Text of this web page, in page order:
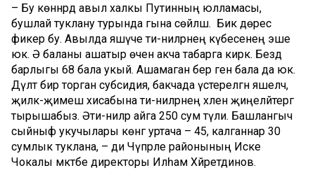
– Бу көннәрдә авыл халкы Путинның юлламасы,
бушлай туклану турында гына сөйләшә. Бик дөрес
фикер бу. Авылда яшәүче әти-әниләрнең күбесенең эше
юк. Ә баланы ашатыр өчен акча табарга кирәк. Бездә
барлыгы 68 бала укый. Ашамаган бер генә бала да юк.
Дәүләт бирә торган субсидия, бакчада үстерелгән яшелчә,
җиләк-җимеш хисабына әти-әниләрнең хәлен җиңеләйтергә
тырышабыз. Әти-әниләр айга 250 сум түли. Башлангыч
сыйныф укучылары көнгә уртача – 45, калганнар 30
сумлык туклана, – ди Чүпрәле районының Иске
Чокалы мәктәбе директоры Илһам Хәйретдинов.